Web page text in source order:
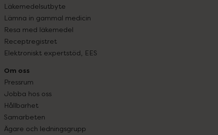
Läkemedelsutbyte
Lämna in gammal medicin
Resa med läkemedel
Receptregistret
Elektroniskt expertstöd, EES
Om oss
Pressrum
Jobba hos oss
Hållbarhet
Samarbeten
Ägare och ledningsgrupp